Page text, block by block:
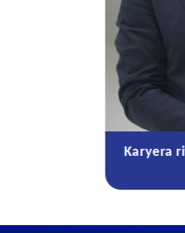
Karyera